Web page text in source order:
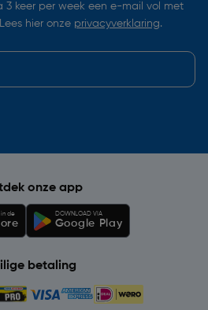
3 keer per week een e-mail vol met
hier onze privacyverklaring.
onze app
in de DOWNLOAD VIA
Google Play
betaling